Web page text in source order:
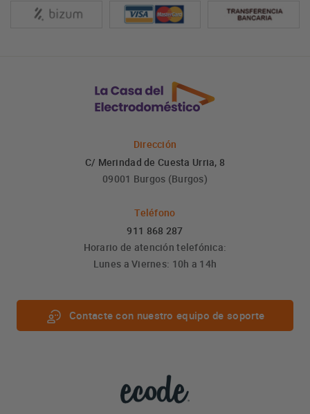
Dirección
C/ Merindad de Cuesta Urria, 8
09001 Burgos (Burgos)
Teléfono
911 868 287
Horario de atención telefónica:
Lunes a Viernes: 10h a 14h
Contacte con nuestro equipo de soporte